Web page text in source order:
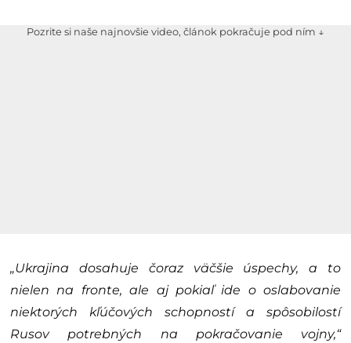
Pozrite si naše najnovšie video, článok pokračuje pod ním ↓
„Ukrajina dosahuje čoraz väčšie úspechy, a to
nielen na fronte, ale aj pokiaľ ide o oslabovanie
niektorých kľúčových schopností a spôsobilostí
Rusov potrebných na pokračovanie vojny,“